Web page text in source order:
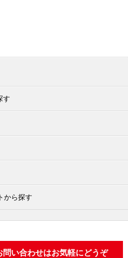
す
から探す
問い合わせはお気軽にどうぞ